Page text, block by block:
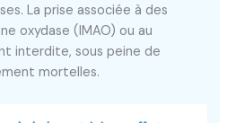
La prise associée à des
oxydase (IMAO) ou au
interdite, sous peine de
mortelles.